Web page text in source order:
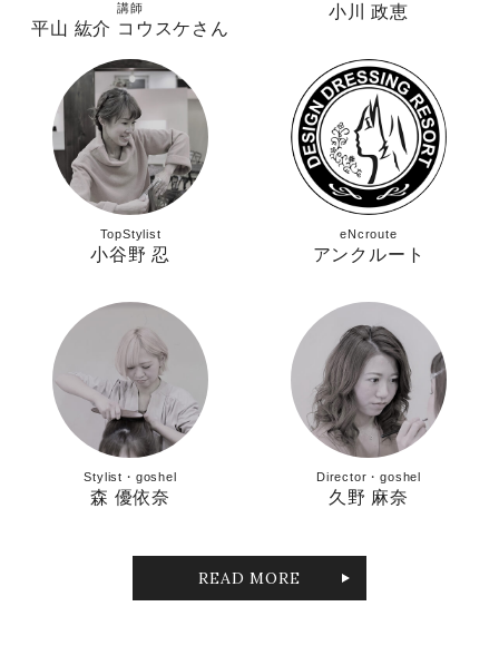
講師
平山 紘介 コウスケさん
小川 政恵
TopStylist
小谷野 忍
eNcroute
アンクルート
Stylist・goshel
森 優依奈
Director・goshel
久野 麻奈
READ MORE